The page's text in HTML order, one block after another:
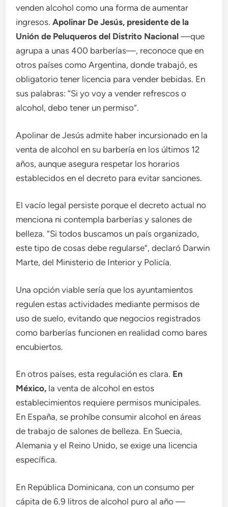
venden alcohol como una forma de aumentar
ingresos.Apolinar De Jesús, presidente de la
Unión de Peluqueros del Distrito Nacional —que
agrupa a unas 400 barberías—, reconoce que en
otros países como Argentina, donde trabajó, es
obligatorio tener licencia para vender bebidas. En
sus palabras: “Si yo voy a vender refrescos o
alcohol, debo tener un permiso”.
Apolinar de Jesús admite haber incursionado en la
venta de alcohol en su barbería en los últimos 12
años, aunque asegura respetar los horarios
establecidos en el decreto para evitar sanciones.
El vacío legal persiste porque el decreto actual no
menciona ni contempla barberías y salones de
belleza. “Si todos buscamos un país organizado,
este tipo de cosas debe regularse”, declaró Darwin
Marte, del Ministerio de Interior y Policía.
Una opción viable sería que los ayuntamientos
regulen estas actividades mediante permisos de
uso de suelo, evitando que negocios registrados
como barberías funcionen en realidad como bares
encubiertos.
En otros países, esta regulación es clara. En
México, la venta de alcohol en estos
establecimientos requiere permisos municipales.
En España, se prohíbe consumir alcohol en áreas
de trabajo de salones de belleza. En Suecia,
Alemania y el Reino Unido, se exige una licencia
específica.
En República Dominicana, con un consumo per
cápita de 6.9 litros de alcohol puro al año —